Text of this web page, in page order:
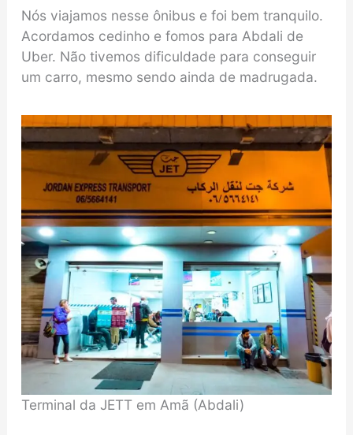
Nós viajamos nesse ônibus e foi bem tranquilo.
Acordamos cedinho e fomos para Abdali de
Uber. Não tivemos dificuldade para conseguir
um carro, mesmo sendo ainda de madrugada.
Terminal da JETT em Amã (Abdali)